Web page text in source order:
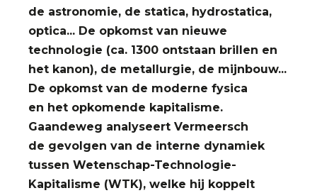
de astronomie, de statica, hydrostatica,
optica... De opkomst van nieuwe
technologie (ca. 1300 ontstaan brillen en
het kanon), de metallurgie, de mijnbouw...
De opkomst van de moderne fysica
en het opkomende kapitalisme.
Gaandeweg analyseert Vermeersch
de gevolgen van de interne dynamiek
tussen Wetenschap-Technologie-
Kapitalisme (WTK), welke hij koppelt